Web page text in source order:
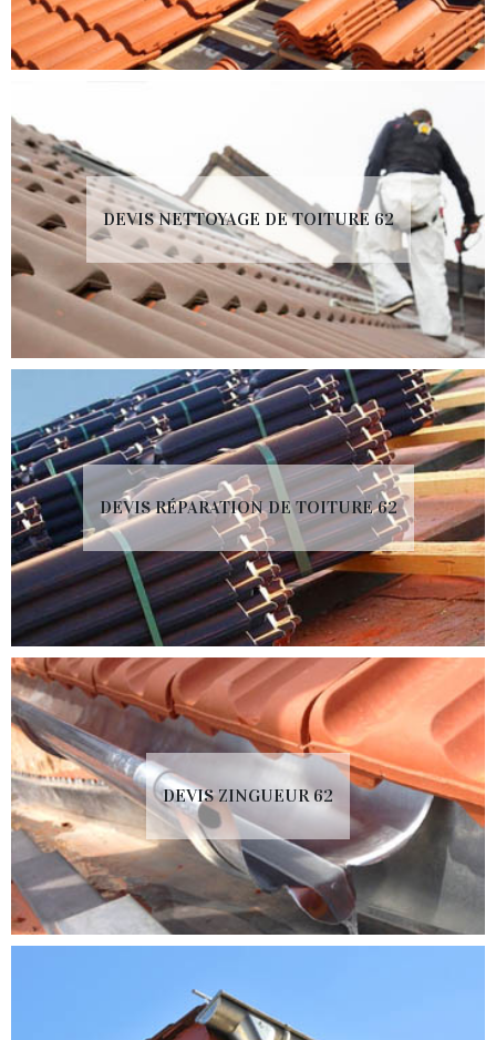
DEVIS NETTOYAGE DE TOITURE 62
DEVIS RÉPARATION DE TOITURE 62
DEVIS ZINGUEUR 62